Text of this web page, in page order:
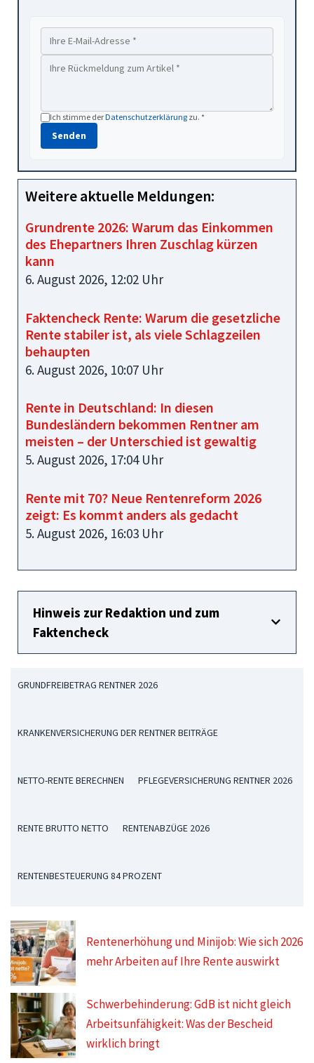
Ich stimme derDatenschutzerklärung zu. *
Senden
Weitere aktuelle Meldungen:
Grundrente 2026: Warum das Einkommen
des Ehepartners Ihren Zuschlag kürzen
kann
6. August 2026, 12:02 Uhr
Faktencheck Rente: Warum die gesetzliche
Rente stabiler ist, als viele Schlagzeilen
behaupten
6. August 2026, 10:07 Uhr
Rente in Deutschland: In diesen
Bundesländern bekommen Rentner am
meisten – der Unterschied ist gewaltig
5. August 2026, 17:04 Uhr
Rente mit 70? Neue Rentenreform 2026
zeigt: Es kommt anders als gedacht
5. August 2026, 16:03 Uhr
Hinweis zur Redaktion und zum
Faktencheck
GRUNDFREIBETRAG RENTNER 2026
KRANKENVERSICHERUNG DER RENTNER BEITRÄGE
NETTO-RENTE BERECHNEN PFLEGEVERSICHERUNG RENTNER 2026
RENTE BRUTTO NETTO RENTENABZÜGE 2026
RENTENBESTEUERUNG 84 PROZENT
Rentenerhöhung und Minijob: Wie sich 2026
mehr Arbeiten auf Ihre Rente auswirkt
Schwerbehinderung: GdB ist nicht gleich
Arbeitsunfähigkeit: Was der Bescheid
wirklich bringt